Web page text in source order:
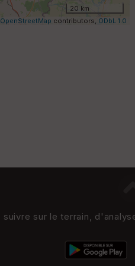
20 km
OpenStreetMap contributors, ODbL 1.0
sur le terrain,